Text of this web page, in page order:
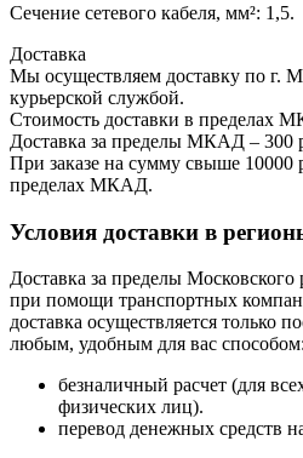
Сечение сетевого кабеля, мм²: 1,5.
Доставка
Мы осуществляем доставку по г.
курьерской службой.
Стоимость доставки в пределах
Доставка за пределы МКАД – 300
При заказе на сумму свыше 10000
пределах МКАД.
Условия доставки в
Доставка за пределы Московского
при помощи транспортных
доставка осуществляется только
любым, удобным для вас способом:
безналичный расчет (для
физических лиц).
перевод денежных средств